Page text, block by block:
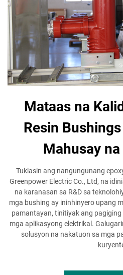
Ilagay
Makipag-ugnayan sa Amin
Mataas na
Resin
Mahusay
Tuklasin ang nangungunang
Greenpower Electric Co., Ltd, na
na karanasan sa R&D sa
mga bushing ay ininhinyero upang
pamantayan, tinitiyak ang
mga aplikasyong elektrikal.
solusyon na nakatuon sa mga